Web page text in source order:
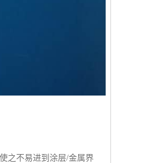
之不易进到涂层/金属界